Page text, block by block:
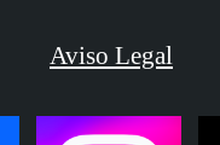
Aviso Legal